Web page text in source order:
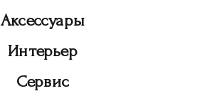
Аксессуары
Интерьер
Сервис